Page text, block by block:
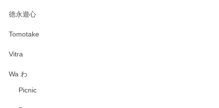
徳永遊心
Tomotake
Vitra
Wa わ
Picnic